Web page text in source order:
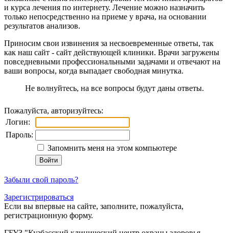
и курса лечения по интернету. Лечение можно назначить
только непосредственно на приеме у врача, на основании
результатов анализов.
Приносим свои извинения за несвоевременные ответы, так
как наш сайт - сайт действующей клиники. Врачи загружены
повседневными профессиональными задачами и отвечают на
ваши вопросы, когда выпадает свободная минутка.
Не волнуйтесь, на все вопросы будут даны ответы.
Пожалуйста, авторизуйтесь:
Логин:
Пароль:
Запомнить меня на этом компьютере
Забыли свой пароль?
Зарегистрироваться
Если вы впервые на сайте, заполните, пожалуйста,
регистрационную форму.